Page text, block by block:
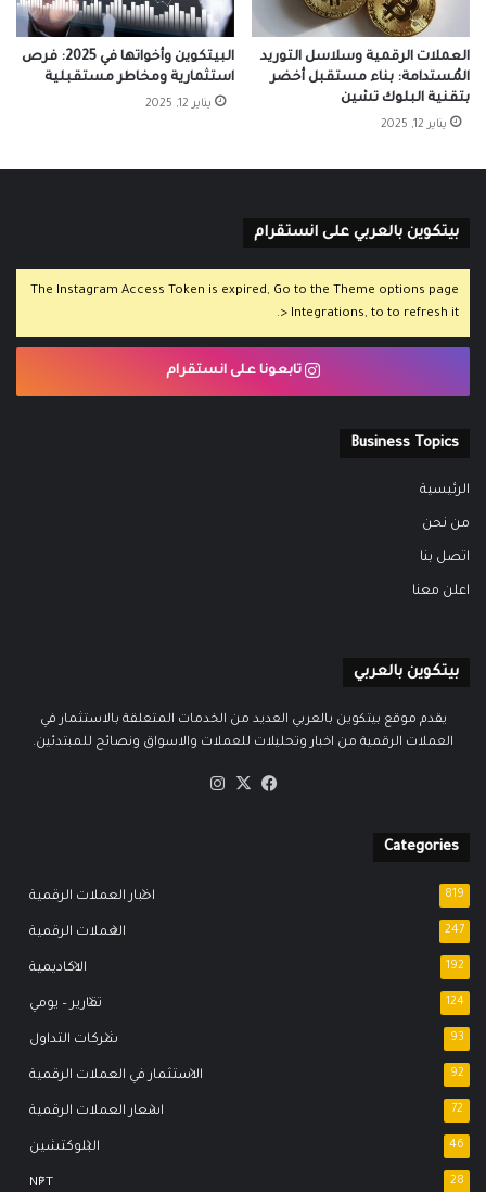
البيتكوين وأخواتها في 2025: فرص
استثمارية ومخاطر مستقبلية
يناير 12, 2025
العملات الرقمية وسلاسل التوريد
المُستدامة: بناء مستقبل أخضر
بتقنية البلوك تشين
يناير 12, 2025
بيتكوين بالعربي على انستقرام
The Instagram Access Token is expired, Go to the Theme options page
> Integrations, to to refresh it.
تابعونا على انستقرام
Business Topics
الرئيسية
من نحن
اتصل بنا
اعلن معنا
بيتكوين بالعربي
يقدم موقع بيتكوين بالعربي العديد من الخدمات المتعلقة بالاستثمار في
العملات الرقمية من اخبار وتحليلات للعملات والاسواق ونصائح للمبتدئين.
فيسبوك
‫X
Categories
اخبار العملات الرقمية 819
العملات الرقمية 247
الاكاديمية 192
تقارير – يومي 124
شركات التداول 93
الاستثمار في العملات الرقمية 92
اسعار العملات الرقمية 72
البلوكتشين 46
NFT 28